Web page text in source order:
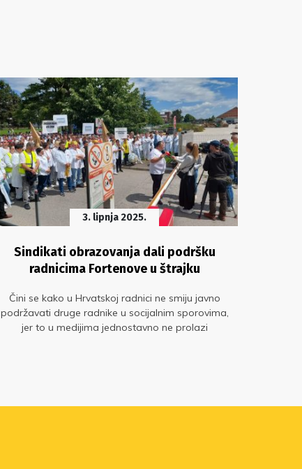
3. lipnja 2025.
Sindikati obrazovanja dali podršku
radnicima Fortenove u štrajku
Čini se kako u Hrvatskoj radnici ne smiju javno
podržavati druge radnike u socijalnim sporovima,
jer to u medijima jednostavno ne prolazi